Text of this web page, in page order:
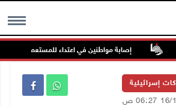
MENU
إصابة مواطنين في اعتداء للمستعمرين في بيت
إسرائيلية